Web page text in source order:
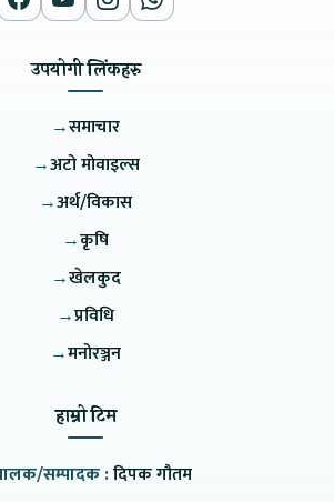
उपयोगी लिंकहरु
→समाचार
→अटो मोवाइल्स
→अर्थ/विकास
→कृषि
→खेलकुद
→प्रविधि
→मनोरञ्जन
हाम्रो टिम
सम्पादक :दिपक गौतम